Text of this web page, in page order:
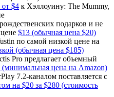
$4 к Хэллоуину: The Mummy,
подарков и не
$13 (обычная цена $20)
по самой низкой цене на
(обычная цена $185)
Pro предлагает объемный
(минимальная цена на Amazon)
7.2-каналом поставляется с
на $20 за $280 (стоимость